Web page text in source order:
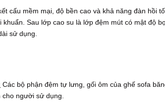
cấu mềm mại, độ bền cao và khả năng đàn
khuẩn. Sau lớp cao su là lớp đệm mút có mật độ
sử dụng.
Các bộ phận đệm tự lưng, gối ôm của ghế sofa
người sử dụng.